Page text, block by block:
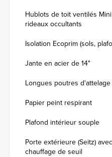
Hublots de toit ventilés
rideaux occultants
Isolation Ecoprim (sols,
Jante en acier de 14"
Longues poutres d'attelage
Papier peint respirant
Plafond intérieur souple
Porte extérieure (Seitz)
chauffage de seuil